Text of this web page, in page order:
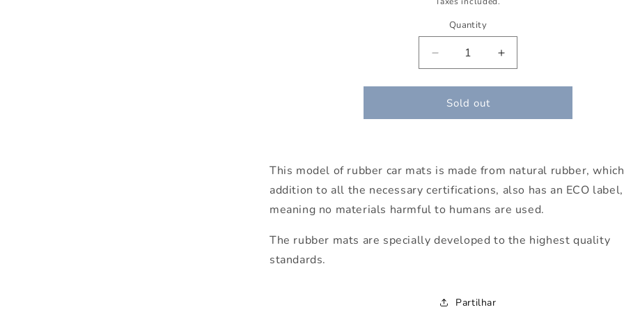
Quantity
Decrease
quantity
for
Floor
mats
(2008-
2016)
Increase
quantity
for
mats
(2008-
2016)
Sold out
This model of rubber car mats is made from natural rubber,
addition to all the necessary certifications, also has an ECO label,
meaning no materials harmful to humans are used.
The rubber mats are specially developed to the highest quality
standards.
Partilhar